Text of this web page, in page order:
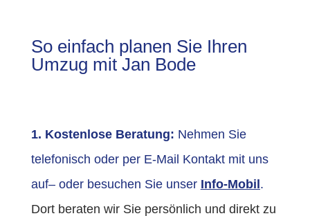
So einfach planen Sie Ihren
Umzug mit Jan Bode
1. Kostenlose Beratung: Nehmen Sie
telefonisch oder per E-Mail Kontakt mit uns
auf– oder besuchen Sie unser Info-Mobil .
Dort beraten wir Sie persönlich und direkt zu